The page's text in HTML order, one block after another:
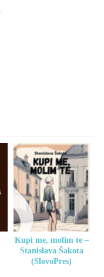
Kupi me, molim te –
Stanislava Šakota
(SlovoPres)